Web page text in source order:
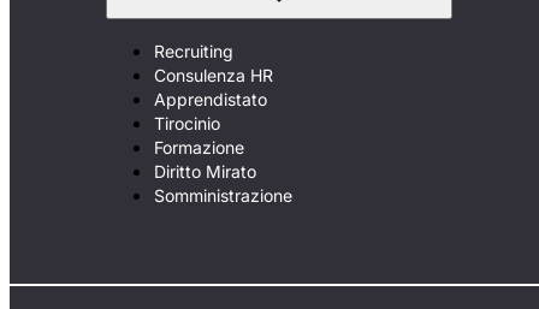
Recruiting
Consulenza HR
Apprendistato
Tirocinio
Formazione
Diritto Mirato
Somministrazione